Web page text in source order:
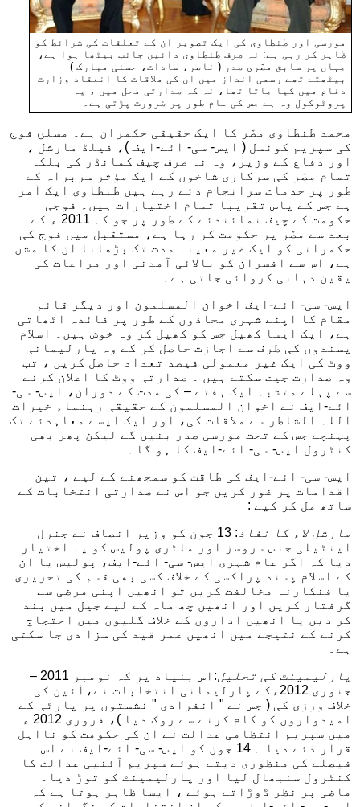
مورسی اور طنطاوی کی ایک تصویر ان کے تعلقات کی شرائط کو
ظاہر کر رہی ہے: نہ صرف طنطاوی دائیں جانب بیٹھا ہوا ہے،
جہاں پر سابق مصّری صدر ( ناصر، سادات، حسنی مبارک )
بیٹھتے تھے رسمی انداز میں ان کی ملاقات کا انعقاد وزارت
دفاع میں کیا جاتا تھا، نہ کہ صدارتی محل میں ، یہ
پروٹوکول وہ ہے جس کی عام طور پر ضرورت پڑتی ہے۔
محمد طنطاوی مصّر کا ایک حقیقی حکمران ہے۔ مسلح فوج
کی سپریم کونسل ( ایس- سی- ائے-ایف )، فیلڈ مارشل ،
اور دفاع کے وزیر، وہ نہ صرف چیف کمانڈر کی بلکہ
تمام مصّر کی سرکاری شاخوں کے ایک مؤثر سربراہ کے
طور پر خدمات سرانجام دئے رہے ہیں طنطاوی ایک آمر
ہے جس کے پاس تقریبا تمام اختیارات ہیں۔ فوجی
حکومت کے چیف نمائندئے کے طور پر جو کہ 2011 ء کے
بعد سے مصّر پر حکومت کر رہا ہے، مستقبل میں فوج کی
حکمرانی کو ایک غیر معینہ مدت تک بڑھانا ان کا مشن
ہے، اس سے افسران کو بالائی آمدنی اور مراعات کی
یقین دہانی کروائی جاتی ہے۔
ایس- سی- ائے-ایف اخوان المسلمون اور دیگر قائم
مقام کا اپنے شہری محاذوں کے طور پر فائدہ اٹھاتی
ہے، ایک ایسا کھیل جس کو کھیل کر وہ خوش ہیں۔ اسلام
پسندوں کی طرف سے اجازت حاصل کر کے وہ پارلیمانی
ووٹ کی ایک غیر معمولی فیصد تعداد حاصل کریں ، تب
وہ صدارت جیت سکتے ہیں ۔ صدارتی ووٹ کا اعلان کرنے
سے پہلے متشبہ ایک ہفتے – کی مدت کے دوران، ایس- سی-
ائے-ایف نے اخوان المسلمون کے حقیقی رہنماء خیرات
اللہ الشاطر سے ملاقات کی، اور ایک ایسے معاہدئے تک
پہنچے جس کے تحت مورسی صدر بنیں گے لیکن پھر بھی
کنٹرول ایس- سی- ائے-ایف کا ہو گا۔
ایس- سی- ائے-ایف کی طاقت کو سمجھنے کے لیے ، تین
اقدامات پر غور کریں جو اس نے صدارتی انتخابات کے
ساتھ مل کر کیے :
مارشل لاء کا نفاذ
: 13 جون کو وزیر انصاف نے جنرل
اینٹیلی جنس سروسز اور ملٹری پولیس کو یہ اختیار
دیا کہ اگر عام شہری ایس- سی- ائے-ایف، پولیس یا ان
کے اسلام پسند پراکسی کے خلاف کسی بھی قسم کی تحریری
یا فنکارنہ مخالفت کریں تو انھیں اپنی مرضی سے
گرفتار کریں اور انھیں چھ ماہ کے لیے جیل میں بند
کر دیں یا انھیں اداروں کے خلاف گلیوں میں احتجاج
کرنے کے نتیجے میں انھیں عمر قید کی سزا دی جا سکتی
ہے۔
پارلیمینٹ کی تحلیل
:اس بنیاد پر کہ نومبر 2011 –
جنوری 2012ءکے پارلیمانی انتخابات نے،آئین کی
خلاف ورزی کی ( جس نے " انفرادی " نشستوں پر پارٹی کے
امیدواروں کو کام کرنے سے روک دیا )، فروری 2012 ء
میں سپریم انتظامی عدالت نے ان کی حکومت کو نااہل
قرار دئے دیا ۔ 14 جون کو ایس- سی- ائے-ایف نے اس
فیصلے کی منظوری دیتے ہوئے سپریم آئنیی عدالت کا
کنٹرول سنبھال لیا اور پارلیمینٹ کو توڑ دیا۔
ماضی پر نظر ڈوڑاتے ہوئے ، ایسا ظاہر ہوتا ہے کہ